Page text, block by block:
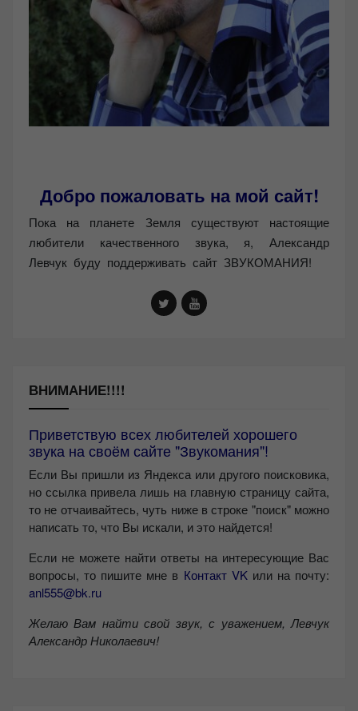
Добро пожаловать на мой сайт!
Пока на планете Земля существуют настоящие
любители качественного звука, я, Александр
Левчук буду поддерживать сайт ЗВУКОМАНИЯ!
ВНИМАНИЕ!!!!
Приветствую всех любителей хорошего
звука на своём сайте "Звукомания"!
Если Вы пришли из Яндекса или другого поисковика,
но ссылка привела лишь на главную страницу сайта,
то не отчаивайтесь, чуть ниже в строке "поиск" можно
написать то, что Вы искали, и это найдется!
Если не можете найти ответы на интересующие Вас
вопросы, то пишите мне в Контакт VKили на почту:
anl555@bk.ru
Желаю Вам найти свой звук, с уважением, Левчук
Александр Николаевич!